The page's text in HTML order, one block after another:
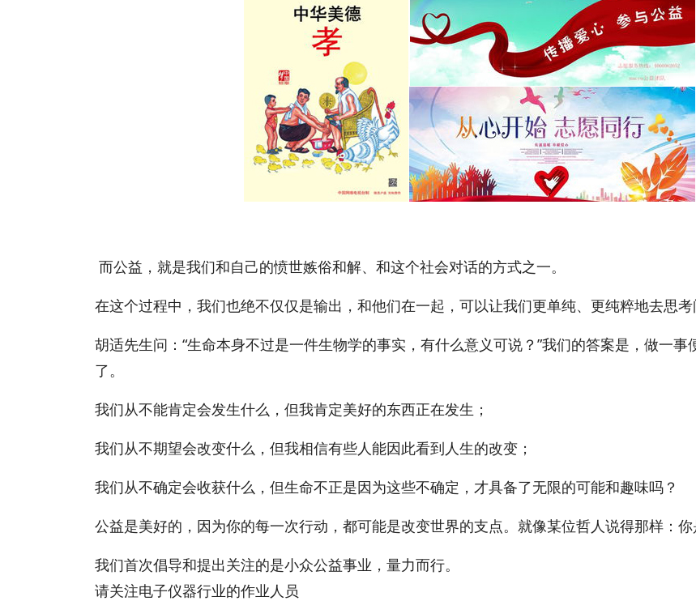
而公益，就是我们和自己的愤世嫉俗和解、和这个社会对话的方式之一。
在这个过程中，我们也绝不仅仅是输出，和他们在一起，可以让我们更单纯、更纯粹地去思考
胡适先生问：“生命本身不过是一件生物学的事实，有什么意义可说？”我们的答案是，做一
了。
我们从不能肯定会发生什么，但我肯定美好的东西正在发生；
我们从不期望会改变什么，但我相信有些人能因此看到人生的改变；
我们从不确定会收获什么，但生命不正是因为这些不确定，才具备了无限的可能和趣味吗？
公益是美好的，因为你的每一次行动，都可能是改变世界的支点。就像某位哲人说得那样：
我们首次倡导和提出关注的是小众公益事业，量力而行。
请关注电子仪器行业的作业人员